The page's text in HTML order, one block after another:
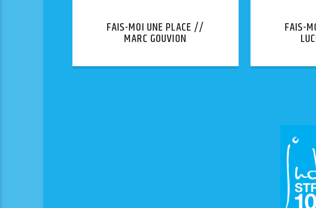
FAIS-MOI UNE PLACE //
MARC GOUVION
FAIS-